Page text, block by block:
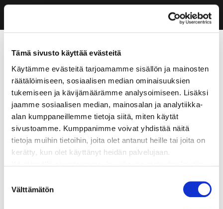
Tämä sivusto käyttää evästeitä
Käytämme evästeitä tarjoamamme sisällön ja mainosten
räätälöimiseen, sosiaalisen median ominaisuuksien
tukemiseen ja kävijämäärämme analysoimiseen. Lisäksi
jaamme sosiaalisen median, mainosalan ja analytiikka-
alan kumppaneillemme tietoja siitä, miten käytät
sivustoamme. Kumppanimme voivat yhdistää näitä
tietoja muihin tietoihin, joita olet antanut heille tai joita on
kerätty, kun olet käyttänyt heidän palvelujaan.
valinta
Välttämätön